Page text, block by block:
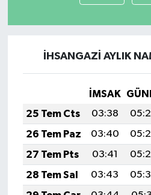
İHSANGAZİ AYLIK
İMSAK
25 Tem Cts
03:38
26 Tem Paz
03:40
27 Tem Pts
03:41
28 Tem Sal
03:43